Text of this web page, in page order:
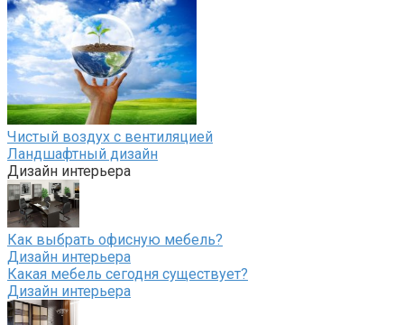
Чистый воздух с вентиляцией
Ландшафтный дизайн
Дизайн интерьера
Как выбрать офисную мебель?
Дизайн интерьера
Какая мебель сегодня существует?
Дизайн интерьера